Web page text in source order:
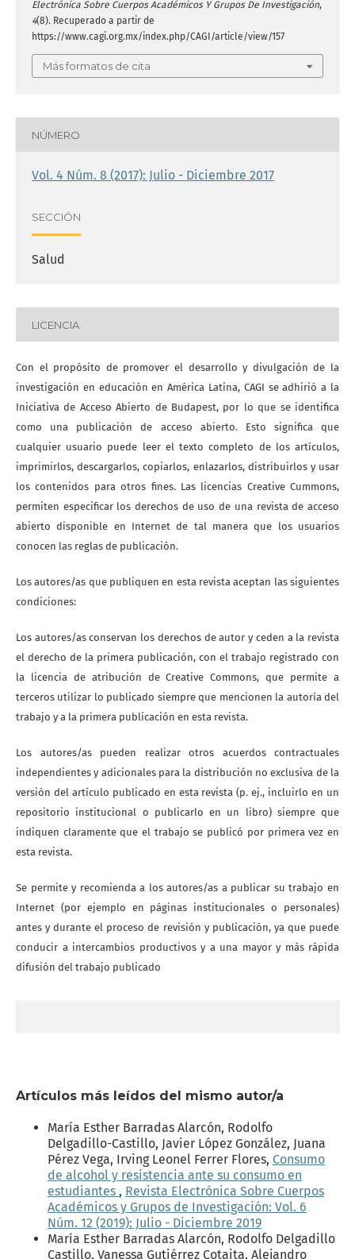
Electrónica Sobre Cuerpos Académicos Y Grupos De Investigación,
4(8). Recuperado a partir de
https://www.cagi.org.mx/index.php/CAGI/article/view/157
Más formatos de cita
NÚMERO
Vol. 4 Núm. 8 (2017): Julio - Diciembre 2017
SECCIÓN
Salud
LICENCIA
Con el propósito de promover el desarrollo y divulgación de la
investigación en educación en América Latina, CAGI se adhirió a la
Iniciativa de Acceso Abierto de Budapest, por lo que se identifica
como una publicación de acceso abierto. Esto significa que
cualquier usuario puede leer el texto completo de los artículos,
imprimirlos, descargarlos, copiarlos, enlazarlos, distribuirlos y usar
los contenidos para otros fines. Las licencias Creative Cummons,
permiten especificar los derechos de uso de una revista de acceso
abierto disponible en Internet de tal manera que los usuarios
conocen las reglas de publicación.
Los autores/as que publiquen en esta revista aceptan las siguientes
condiciones:
Los autores/as conservan los derechos de autor y ceden a la revista
el derecho de la primera publicación, con el trabajo registrado con
la licencia de atribución de Creative Commons, que permite a
terceros utilizar lo publicado siempre que mencionen la autoría del
trabajo y a la primera publicación en esta revista.
Los autores/as pueden realizar otros acuerdos contractuales
independientes y adicionales para la distribución no exclusiva de la
versión del artículo publicado en esta revista (p. ej., incluirlo en un
repositorio institucional o publicarlo en un libro) siempre que
indiquen claramente que el trabajo se publicó por primera vez en
esta revista.
Se permite y recomienda a los autores/as a publicar su trabajo en
Internet (por ejemplo en páginas institucionales o personales)
antes y durante el proceso de revisión y publicación, ya que puede
conducir a intercambios productivos y a una mayor y más rápida
difusión del trabajo publicado
Artículos más leídos del mismo autor/a
María Esther Barradas Alarcón, Rodolfo
Delgadillo-Castillo, Javier López González, Juana
Pérez Vega, Irving Leonel Ferrer Flores, Consumo
de alcohol y resistencia ante su consumo en
estudiantes , Revista Electrónica Sobre Cuerpos
Académicos y Grupos de Investigación: Vol. 6
Núm. 12 (2019): Julio - Diciembre 2019
María Esther Barradas Alarcón, Rodolfo Delgadillo
Castillo, Vanessa Gutiérrez Cotaita, Alejandro